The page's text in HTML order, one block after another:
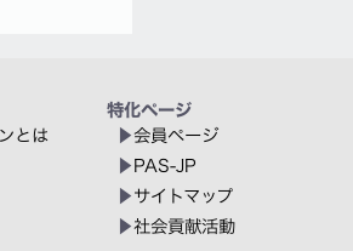
とは
特化ページ
会員ページ
PAS-JP
サイトマップ
社会貢献活動